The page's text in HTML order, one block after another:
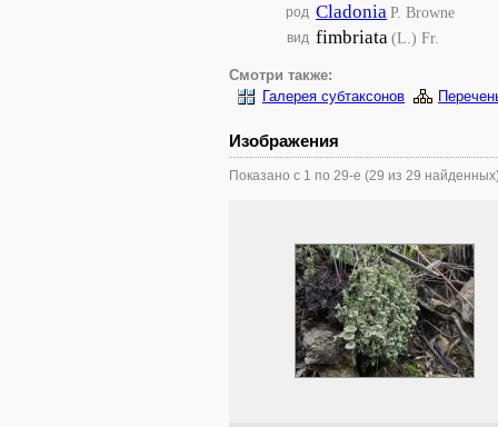
род CladoniaP. Browne
вид fimbriata(L.) Fr.
Смотри также:
Галерея субтаксонов
Изображения
Показано с 1 по 29-е (29 из 29